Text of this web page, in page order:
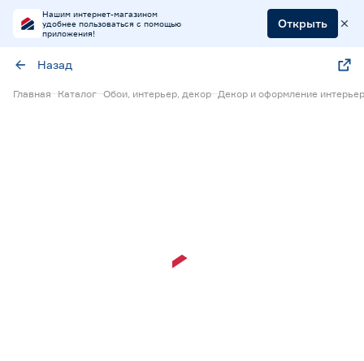
Нашим интернет-магазином
удобнее пользоваться с помощью
приложения!
Открыть
Назад
Главная Каталог Обои, интерьер, декор Декор и оформление